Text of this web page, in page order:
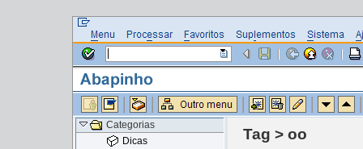
Tag > oo
Categorias
Dicas